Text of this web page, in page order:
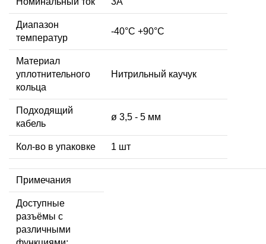
Диапазон
температур
-40°C +90°C
Материал
уплотнительного
кольца
Нитрильный каучук
Подходящий
кабель
ø 3,5 - 5 мм
Кол-во в упаковке 1 шт
Примечания
Доступные
разъёмы с
различными